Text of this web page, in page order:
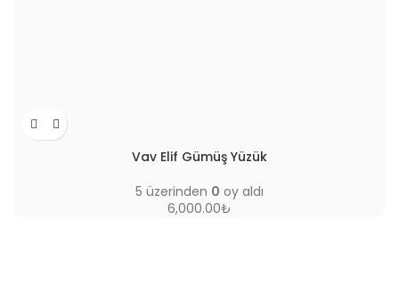
Vav Elif Gümüş Yüzük
5 üzerinden 0 oy aldı
6,000.00₺